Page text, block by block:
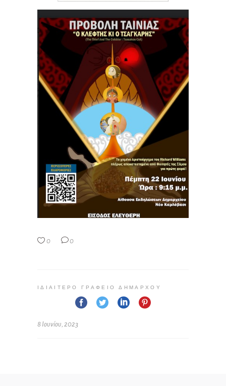
0 0
ΙΔΙΑΊΤΕΡΟ ΓΡΑΦΕΊΟ ΔΗΜΆΡΧΟΥ
8 Ιουνίου, 2023